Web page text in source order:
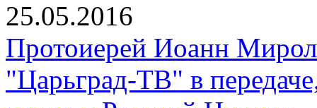
25.05.2016
Протоиерей Иоанн
"Царьград-ТВ" в